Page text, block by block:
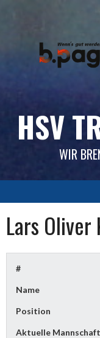
HSV
WIR
Lars Oliver
#
Name
Position
Aktuelle Mannschaft